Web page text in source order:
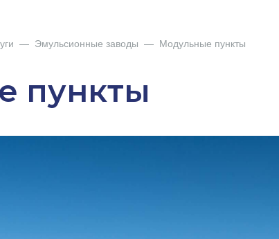
— Эмульсионные заводы — Модульные пункты
пункты